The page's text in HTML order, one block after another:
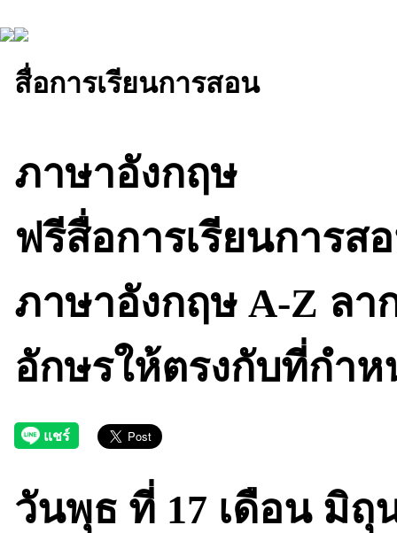
สื่อการเรียนการสอน
ภาษาอังกฤษ
ฟรีสื่อการเรียนการส
ภาษาอังกฤษ A-Z ลา
อักษรให้ตรงกับที่กำห
วันพุธ ที่ 17 เดือน มิถุ